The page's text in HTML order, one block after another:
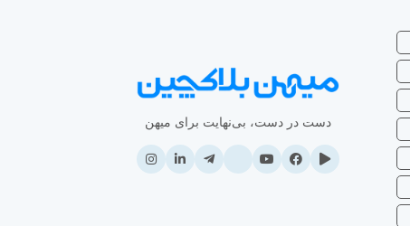
دست در دست، بی‌نهایت برای میهن